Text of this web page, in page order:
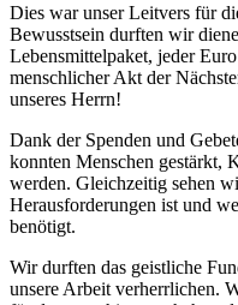
Dies war unser Leitvers für
Bewusstsein durften wir
Lebensmittelpaket, jeder
menschlicher Akt der
unseres Herrn!
Dank der Spenden und
konnten Menschen gestärkt,
werden. Gleichzeitig sehen
Herausforderungen ist und
benötigt.
Wir durften das geistliche
unsere Arbeit verherrlichen.